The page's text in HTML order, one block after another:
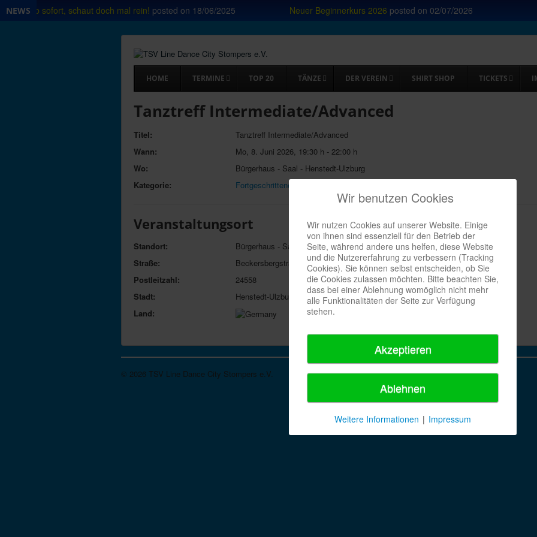
NEWSab sofort, schaut doch mal rein! posted on 18/06/2025 Neuer Beginnerkurs 2026 posted on 02/07/2026
HOME TERMINE TOP 20 TÄNZE DER VEREIN SHIRT SHOP TICKETS
Tanztreff Intermediate/Advanced
Titel:
Tanztreff Intermediate/Advanced
Wann:
Mo, 8. Juni 2026 19:30 h - 22:00 h
Wo:
Bürgerhaus - Saal - Henstedt-Ulzburg
Kategorie:
Fortgeschrittene
Veranstaltungsort
Standort:
Bürgerhaus - Saal
Straße:
Beckersbergstrasse 34
Postleitzahl:
24558
Stadt:
Henstedt-Ulzburg
Land:
© 2026 TSV Line Dance City Stompers e.V.
Wir benutzen Cookies
Wir nutzen Cookies auf unserer Website. Einige
von ihnen sind essenziell für den Betrieb der
Seite, während andere uns helfen, diese Website
und die Nutzererfahrung zu verbessern (Tracking
Cookies). Sie können selbst entscheiden, ob Sie
die Cookies zulassen möchten. Bitte beachten Sie,
dass bei einer Ablehnung womöglich nicht mehr
alle Funktionalitäten der Seite zur Verfügung
stehen.
Akzeptieren
Ablehnen
Weitere Informationen | Impressum